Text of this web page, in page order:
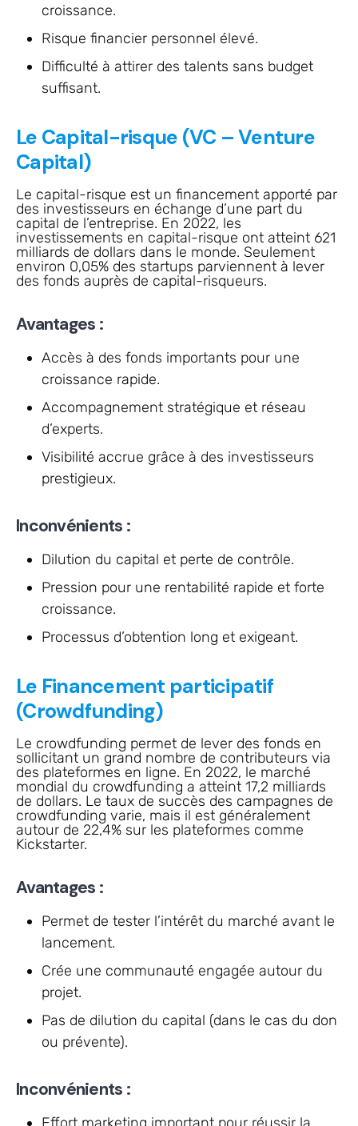
croissance.
Risque financier personnel élevé.
Difficulté à attirer des talents sans budget
suffisant.
Le Capital-risque (VC – Venture
Capital)
Le capital-risque est un financement apporté par
des investisseurs en échange d’une part du
capital de l’entreprise. En 2022, les
investissements en capital-risque ont atteint 621
milliards de dollars dans le monde. Seulement
environ 0,05% des startups parviennent à lever
des fonds auprès de capital-risqueurs.
Avantages :
Accès à des fonds importants pour une
croissance rapide.
Accompagnement stratégique et réseau
d’experts.
Visibilité accrue grâce à des investisseurs
prestigieux.
Inconvénients :
Dilution du capital et perte de contrôle.
Pression pour une rentabilité rapide et forte
croissance.
Processus d’obtention long et exigeant.
Le Financement participatif
(Crowdfunding)
Le crowdfunding permet de lever des fonds en
sollicitant un grand nombre de contributeurs via
des plateformes en ligne. En 2022, le marché
mondial du crowdfunding a atteint 17,2 milliards
de dollars. Le taux de succès des campagnes de
crowdfunding varie, mais il est généralement
autour de 22,4% sur les plateformes comme
Kickstarter.
Avantages :
Permet de tester l’intérêt du marché avant le
lancement.
Crée une communauté engagée autour du
projet.
Pas de dilution du capital (dans le cas du don
ou prévente).
Inconvénients :